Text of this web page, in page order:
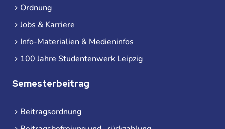
Ordnung
Jobs & Karriere
Info-Materialien & Medieninfos
100 Jahre Studentenwerk Leipzig
Semesterbeitrag
Beitragsordnung